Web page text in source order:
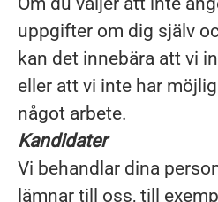
uppgifter om dig själv
kan det innebära att vi
eller att vi inte har
något arbete.
Kandidater
Vi behandlar dina
lämnar till oss, till